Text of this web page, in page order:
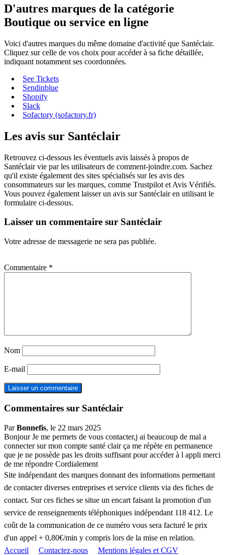
D'autres marques de la catégorie
Boutique ou service en ligne
Voici d'autres marques du même domaine d'activité que Santéclair.
Cliquez sur celle de vos choix pour accéder à sa fiche détaillée,
indiquant notamment ses coordonnées.
See Tickets
Sendinblue
Shopify
Slack
Sofactory (sofactory.fr)
Les avis sur Santéclair
Retrouvez ci-dessous les éventuels avis laissés à propos de
Santéclair vie par les utilisateurs de comment-joindre.com. Sachez
qu'il existe également des sites spécialisés sur les avis des
consommateurs sur les marques, comme Trustpilot et Avis Vérifiés.
Vous pouvez également laisser un avis sur Santéclair en utilisant le
formulaire ci-dessous.
Laisser un commentaire sur Santéclair
Votre adresse de messagerie ne sera pas publiée.
Commentaire *
Nom
E-mail
Commentaires sur Santéclair
ParBonnefis, le 22 mars 2025
Bonjour Je me permets de vous contacter,j ai beaucoup de mal a
connecter sur mon compte santé clair ça me répète en permanence
que je ne possède pas les droits suffisant pour accéder à l appli merci
de me répondre Cordialement
Site indépendant des marques donnant des informations permettant
de contacter diverses entreprises et service clients via des fiches de
contact. Sur ces fiches se situe un encart faisant la promotion d'un
service de renseignements téléphoniques indépendant 118 412. Le
coût de la communication de ce numéro vous sera facturé le prix
d'un appel + 0,80€/min y compris lors de la mise en relation.
Accueil
Contactez-nous Mentions légales et CGV